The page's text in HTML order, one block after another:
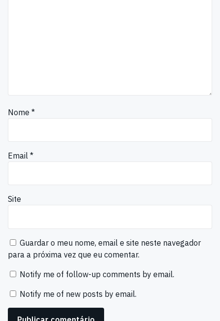
Nome *
Email *
Site
Guardar o meu nome, email e site neste navegador
para a próxima vez que eu comentar.
Notify me of follow-up comments by email.
Notify me of new posts by email.